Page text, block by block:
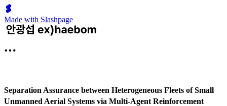
Made with Slashpage
Separation Assurance between Heterogeneous Fleets of Small
Unmanned Aerial Systems via Multi-Agent Reinforcement